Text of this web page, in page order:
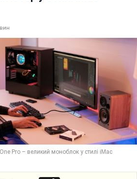
Pro – великий моноблок у стилі iMac